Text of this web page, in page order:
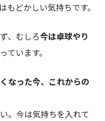
もどかしい気持ちです。
、むしろ今は卓球やり
ています。
なった今、これからの
。今は気持ちを入れて